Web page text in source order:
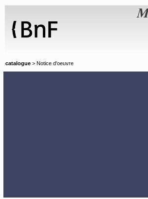
catalogue > Notice d'oeuvre